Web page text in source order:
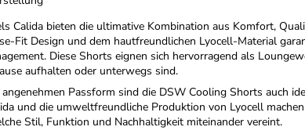
Calida bieten die ultimative Kombination aus Komfort,
Fit Design und dem hautfreundlichen Lyocell-Material
Diese Shorts eignen sich hervorragend als
aufhalten oder unterwegs sind.
Passform sind die DSW Cooling Shorts auch
und die umweltfreundliche Produktion von Lyocell
Stil, Funktion und Nachhaltigkeit miteinander vereint.